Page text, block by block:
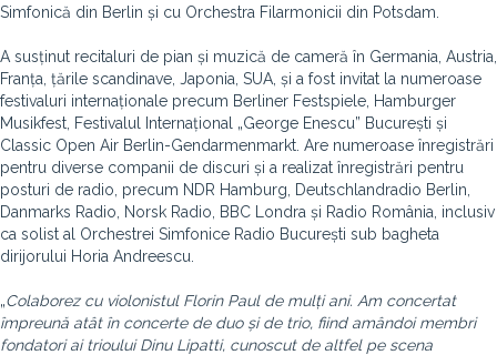
Simfonică din Berlin și cu Orchestra Filarmonicii din Potsdam.
A susținut recitaluri de pian și muzică de cameră în Germania, Austria,
Franța, țările scandinave, Japonia, SUA, și a fost invitat la numeroase
festivaluri internaționale precum Berliner Festspiele, Hamburger
Musikfest, Festivalul Internațional „George Enescu” București și
Classic Open Air Berlin-Gendarmenmarkt. Are numeroase înregistrări
pentru diverse companii de discuri și a realizat înregistrări pentru
posturi de radio, precum NDR Hamburg, Deutschlandradio Berlin,
Danmarks Radio, Norsk Radio, BBC Londra și Radio România, inclusiv
ca solist al Orchestrei Simfonice Radio București sub bagheta
dirijorului Horia Andreescu.
„Colaborez cu violonistul Florin Paul de mulți ani. Am concertat
împreună atât în concerte de duo și de trio, fiind amândoi membri
fondatori ai trioului Dinu Lipatti, cunoscut de altfel pe scena